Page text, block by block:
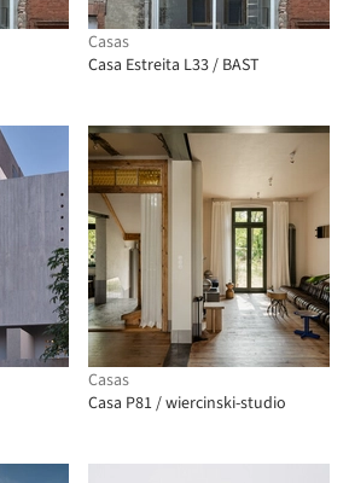
Casas
Casa Estreita L33 / BAST
Casas
Casa P81 / wiercinski-studio